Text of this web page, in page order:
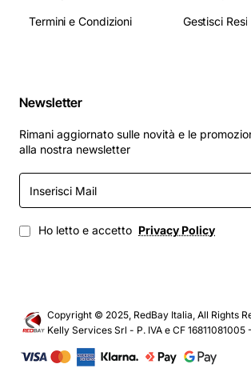
Termini e Condizioni Gestisci Resi
Newsletter
Rimani aggiornato sulle novità e le
alla nostra newsletter
Inserisci
Mail
Ho letto e accetto Privacy Policy
Copyright © 2025, RedBay Italia, All Rights
Kelly Services Srl - P. IVA e CF 16811081005